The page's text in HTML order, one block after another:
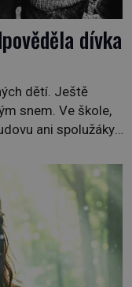
dívka
dětí. Ještě
snem. Ve škole,
ani spolužáky.
vlastní
Aberfan […]